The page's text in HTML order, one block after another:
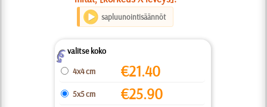
sapluunointisäännöt
Zvalitse koko
4x4 cm
€21.40
5x5 cm €25.90